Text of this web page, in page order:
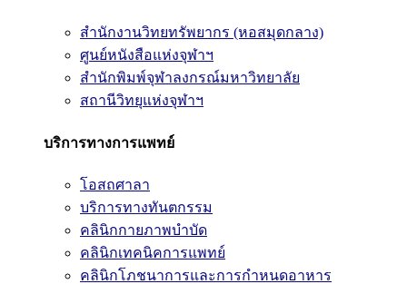
สำนักงานวิทยทรัพยากร (หอสมุดกลาง)
ศูนย์หนังสือแห่งจุฬาฯ
สำนักพิมพ์จุฬาลงกรณ์มหาวิทยาลัย
สถานีวิทยุแห่งจุฬาฯ
บริการทางการแพทย์
โอสถศาลา
บริการทางทันตกรรม
คลินิกกายภาพบำบัด
คลินิกเทคนิคการแพทย์
คลินิกโภชนาการและการกำหนดอาหาร